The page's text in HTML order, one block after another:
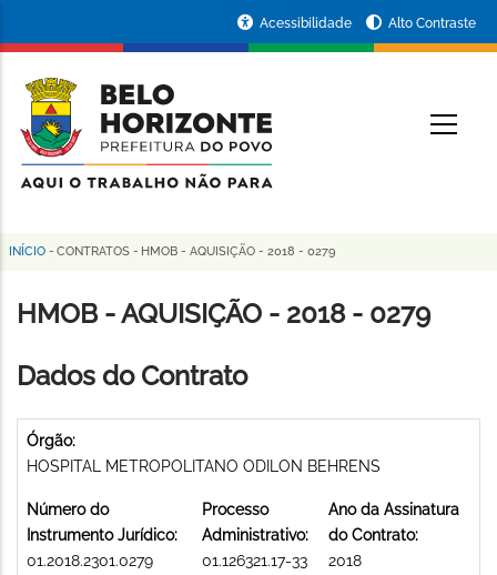
conteúdo
principal
da
Prefeitura
de
Horizonte
Acessibilidade Alto Contraste
Trilha
de
INÍCIO - CONTRATOS - HMOB - AQUISIÇÃO - 2018 - 0279
HMOB - AQUISIÇÃO - 2018 - 0279
Dados do Contrato
Órgão:
HOSPITAL METROPOLITANO ODILON BEHRENS
Número do
Instrumento Jurídico:
01.2018.2301.0279
Processo
Administrativo:
01.126321.17-33
Ano da Assinatura
do Contrato:
2018